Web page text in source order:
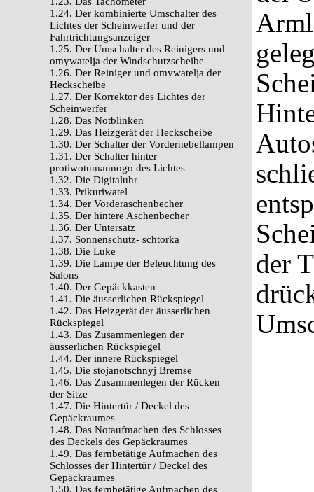
1.24. Der kombinierte Umschalter des
Lichtes der Scheinwerfer und der
Fahrtrichtungsanzeiger
1.25. Der Umschalter des Reinigers und
omywatelja der Windschutzscheibe
1.26. Der Reiniger und omywatelja der
Heckscheibe
1.27. Der Korrektor des Lichtes der
Scheinwerfer
1.28. Das Notblinken
1.29. Das Heizgerät der Heckscheibe
1.30. Der Schalter der Vordernebellampen
1.31. Der Schalter hinter
protiwotumannogo des Lichtes
1.32. Die Digitaluhr
1.33. Prikuriwatel
1.34. Der Vorderaschenbecher
1.35. Der hintere Aschenbecher
1.36. Der Untersatz
1.37. Sonnenschutz- schtorka
1.38. Die Luke
1.39. Die Lampe der Beleuchtung des
Salons
1.40. Der Gepäckkasten
1.41. Die äusserlichen Rückspiegel
1.42. Das Heizgerät der äusserlichen
Rückspiegel
1.43. Das Zusammenlegen der
äusserlichen Rückspiegel
1.44. Der innere Rückspiegel
1.45. Die stojanotschnyj Bremse
1.46. Das Zusammenlegen der Rücken
der Sitze
1.47. Die Hintertür / Deckel des
Gepäckraumes
1.48. Das Notaufmachen des Schlosses
des Deckels des Gepäckraumes
1.49. Das fernbetätige Aufmachen des
Schlosses der Hintertür / Deckel des
Gepäckraumes
1.50. Das fernbetätige Aufmachen des
der